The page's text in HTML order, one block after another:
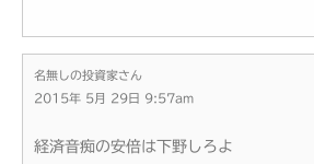
名無しの投資家さん
2015年 5月 29日 9:57am
経済音痴の安倍は下野しろよ